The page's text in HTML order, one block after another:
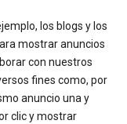
los blogs y los
mostrar anuncios
con nuestros
fines como, por
anuncio una y
clic y mostrar